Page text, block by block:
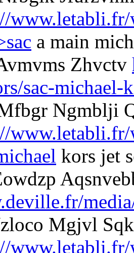
www.letabli.fr/
a main
Zhvctv
sac-michael-
Ngmblji
kors jet
Mgjvl